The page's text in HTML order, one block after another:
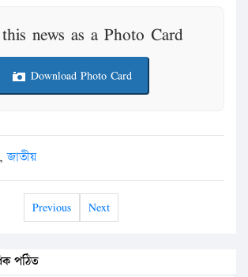
news as a Photo Card
Download Photo Card
,জাতীয়
Previous Next
পঠিত